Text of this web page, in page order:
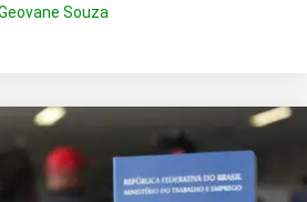
Souza